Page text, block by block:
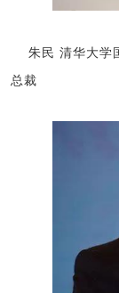
朱民 清华大学
总裁